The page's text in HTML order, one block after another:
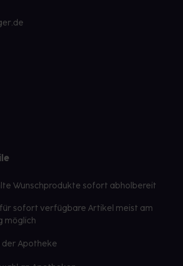
Wunschprodukte sofort abholbereit
sofort verfügbare Artikel meist am
möglich
der Apotheke